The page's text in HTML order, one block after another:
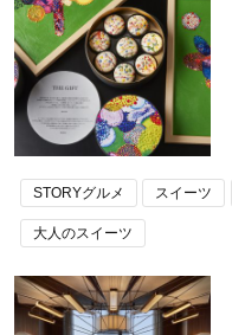
STORYグルメ スイーツ
大人のスイーツ